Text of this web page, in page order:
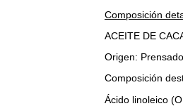
Composición
ACEITE DE
Origen:
Composición
Ácido linoleico